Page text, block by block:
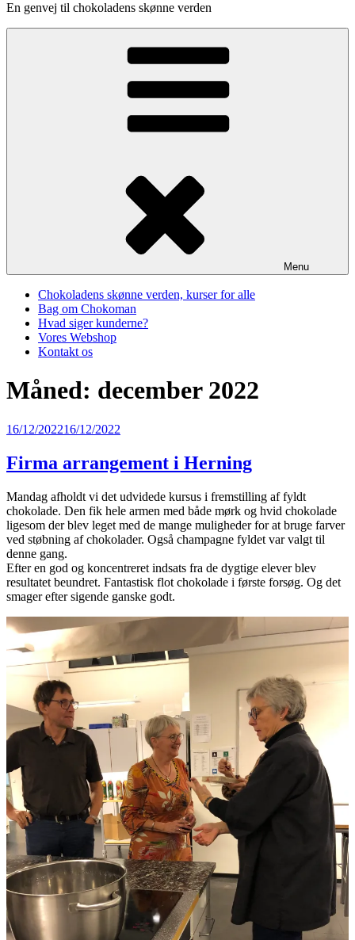
En genvej til chokoladens skønne verden
Menu
Chokoladens skønne verden, kurser for alle
Bag om Chokoman
Hvad siger kunderne?
Vores Webshop
Kontakt os
Måned: december 2022
Udgivet
16/12/202216/12/2022
Firma arrangement i Herning
Mandag afholdt vi det udvidede kursus i fremstilling af fyldt
chokolade. Den fik hele armen med både mørk og hvid chokolade
ligesom der blev leget med de mange muligheder for at bruge farver
ved støbning af chokolader. Også champagne fyldet var valgt til
denne gang.
Efter en god og koncentreret indsats fra de dygtige elever blev
resultatet beundret. Fantastisk flot chokolade i første forsøg. Og det
smager efter sigende ganske godt.